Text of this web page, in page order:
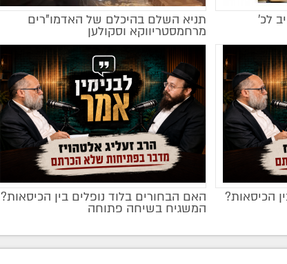
לכ’ תניא השלם בהיכלם של האדמו"רים
מרחמסטריווקא וסקולען
הכיסאות? מקודם
האם הבחורים בלוד נופלים בין הכיסאות?
המשגיח בשיחה פתוחה